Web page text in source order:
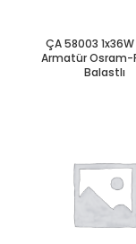
ÇA 58003
Armatür Osram-
Balastlı